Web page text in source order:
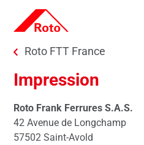
Skip to main content
You are here:
Roto FTT France
Impression
Roto Frank Ferrures S.A.S.
42 Avenue de Longchamp
57502 Saint-Avold